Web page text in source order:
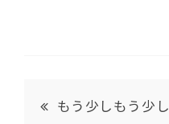
もう少しもう少し